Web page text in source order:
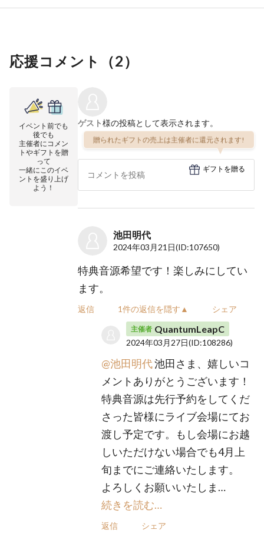
応援コメント（2）
イベント前でも
後でも
主催者にコメン
トやギフトを贈
って
一緒にこのイベ
ントを盛り上げ
よう！
ゲスト様の投稿として表示されます。
贈られたギフトの売上は主催者に還元されます!
ギフトを贈る
池田明代
2024年03月21日(ID:107650)
特典音源希望です！楽しみにしてい
ます。
返信 1件の返信を隠す▲ シェア
主催者 QuantumLeapC
2024年03月27日(ID:108286)
@池田明代池田さま、嬉しいコ
メントありがとうございます！
特典音源は先行予約をしてくだ
さった皆様にライブ会場にてお
渡し予定です。もし会場にお越
しいただけない場合でも4月上
旬までにご連絡いたします。
よろしくお願いいたしま…
続きを読む…
返信 シェア